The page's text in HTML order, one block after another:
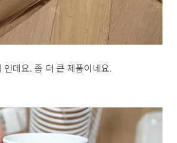
인데요. 좀 더 큰 제품이네요.